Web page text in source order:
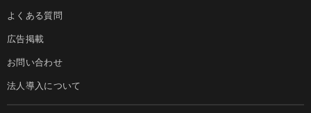
よくある質問
広告掲載
お問い合わせ
法人導入について